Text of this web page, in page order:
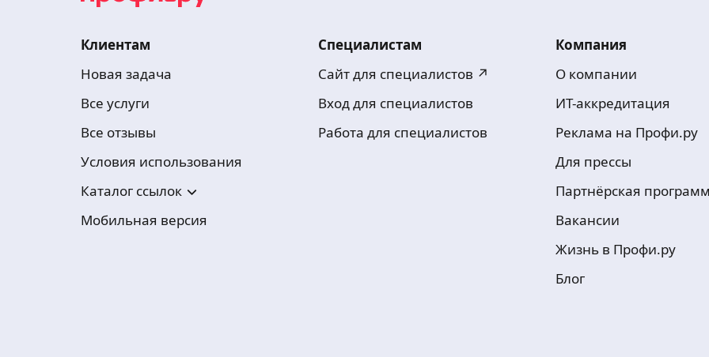
Клиентам
Новая задача
Все услуги
Все отзывы
Условия использования
Каталог ссылок
Мобильная версия
Специалистам
Сайт для специалистов ↗
Вход для специалистов
Работа для специалистов
Компания
О компании
ИТ-аккредитация
Реклама на Профи.ру
Для прессы
Партнёрская
Вакансии
Жизнь в Профи.ру
Блог